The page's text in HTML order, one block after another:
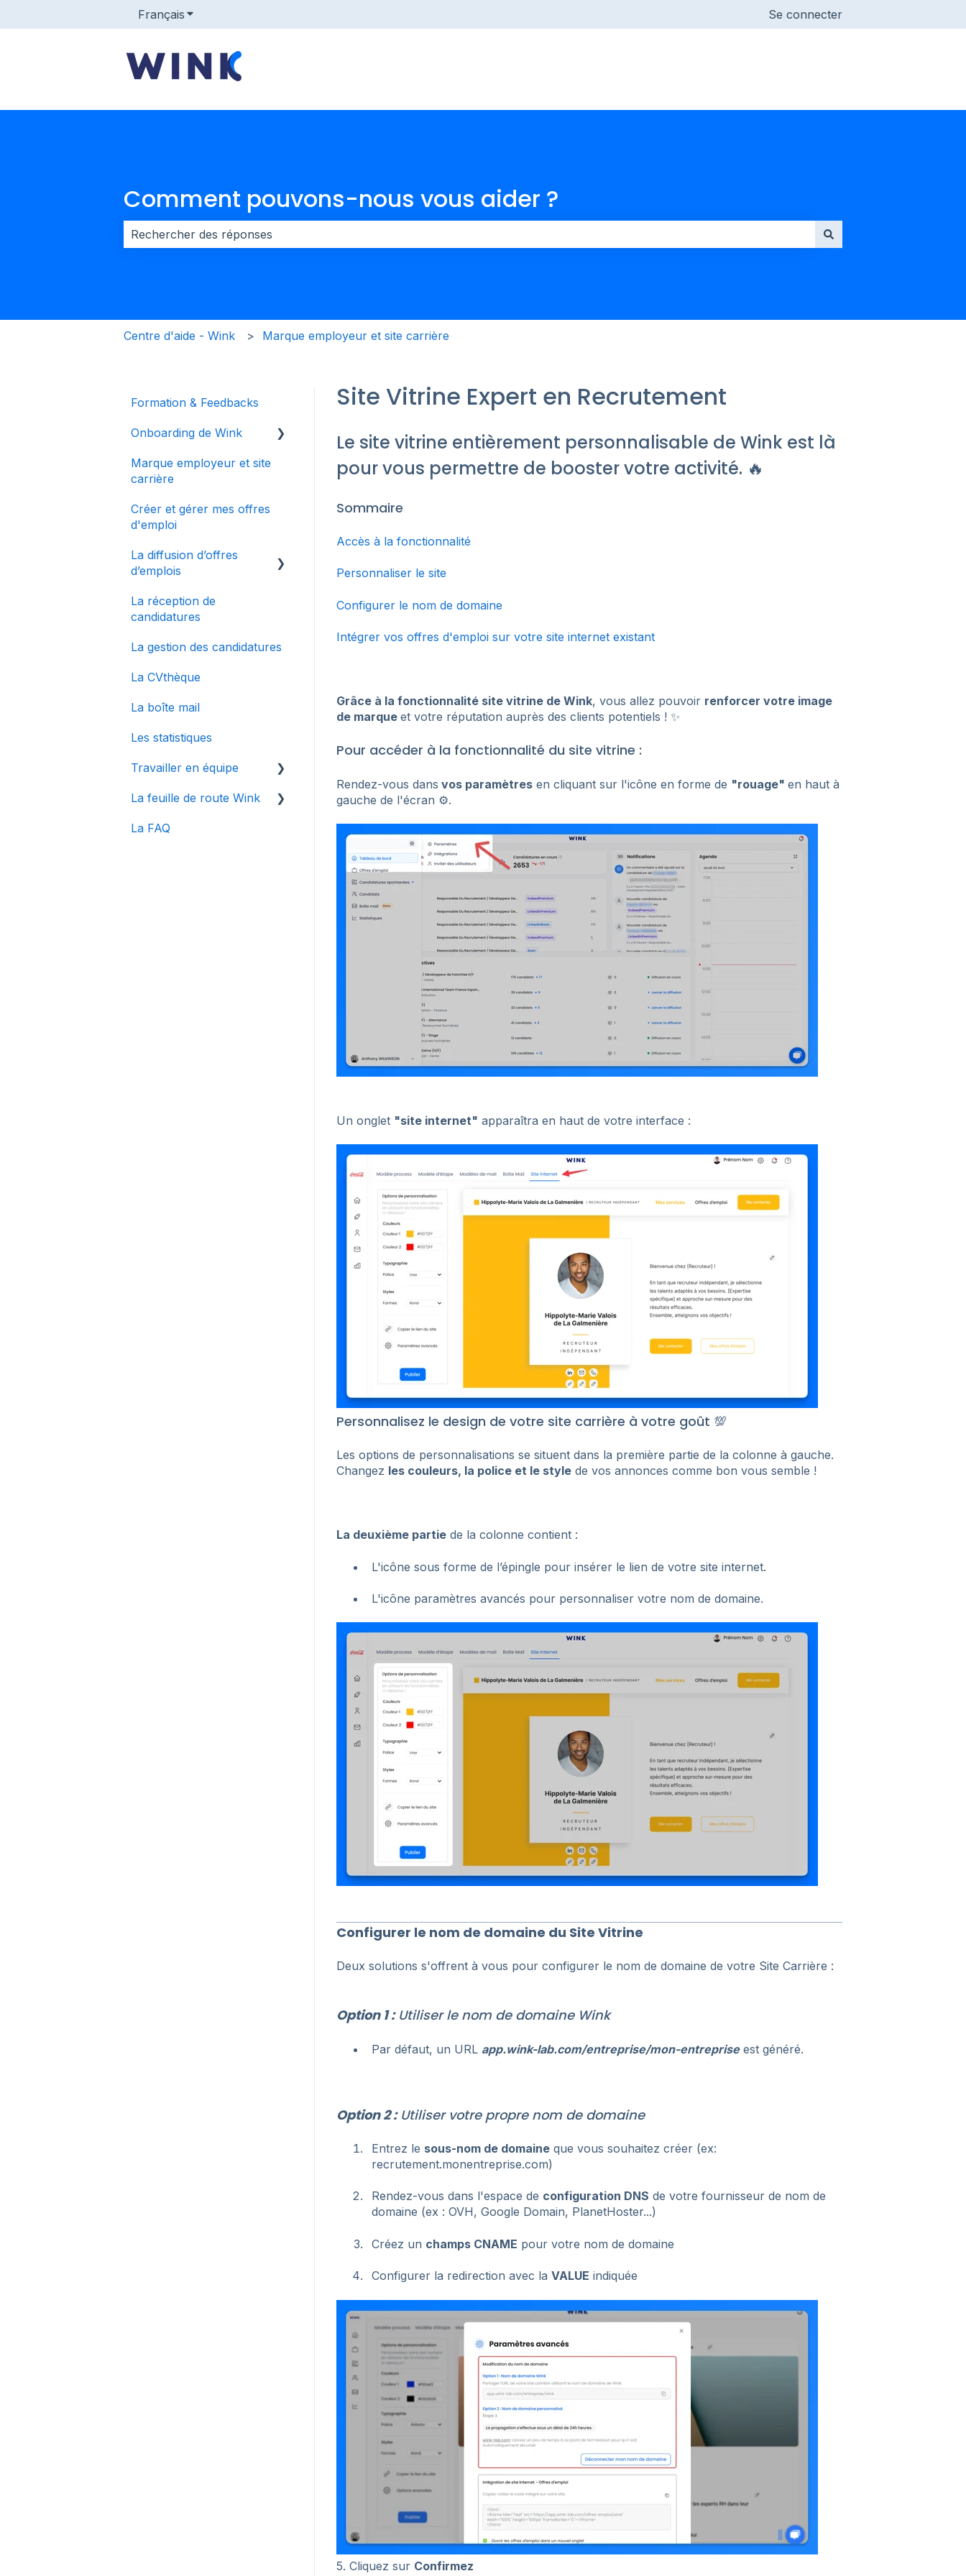
Français Afficher le sous-menu pour les traductions Se connecter
Comment pouvons-nous vous aider ?
Centre d'aide - Wink Marque employeur et site carrière
Site Vitrine Expert en Recrutement
Le site vitrine entièrement personnalisable de Wink est là
pour vous permettre de booster votre activité. 🔥
Sommaire
Accès à la fonctionnalité
Personnaliser le site
Configurer le nom de domaine
Intégrer vos offres d'emploi sur votre site internet existant
Grâce à la fonctionnalité site vitrine de Wink, vous allez pouvoir renforcer votre image
de marque et votre réputation auprès des clients potentiels ! ✨
Pour accéder à la fonctionnalité du site vitrine :
Rendez-vous dans vos paramètresen cliquant sur l'icône en forme de "rouage" en haut à
gauche de l'écran ⚙️.
Un onglet "site internet" apparaîtra en haut de votre interface :
Personnalisez le design de votre site carrière à votre goût 💯
Les options de personnalisations se situent dans la première partie de la colonne à gauche.
Changez les couleurs, la police et le stylede vos annonces comme bon vous semble !
La deuxième partiede la colonne contient :
L'icône sous forme de l’épingle pour insérer le lien de votre site internet.
L'icône paramètres avancés pour personnaliser votre nom de domaine.
Configurer le nom de domaine du Site Vitrine
Deux solutions s'offrent à vous pour configurer le nom de domaine de votre Site Carrière :
Option 1 :Utiliser le nom de domaine Wink
Par défaut, un URL app.wink-lab.com/entreprise/mon-entrepriseest généré.
Option 2 :Utiliser votre propre nom de domaine
Entrez le sous-nom de domaineque vous souhaitez créer (ex:
recrutement.monentreprise.com)
Rendez-vous dans l'espace de configuration DNS de votre fournisseur de nom de
domaine (ex : OVH, Google Domain, PlanetHoster...)
Créez un champs CNAME pour votre nom de domaine
Configurer la redirection avec la VALUE indiquée
5. Cliquez sur Confirmez
Formation & Feedbacks
Onboarding de Wink
Bienvenue chez Wink
Configurer mon compte
Le dashboard
Marque employeur et site
carrière
Créer et gérer mes offres
d'emploi
La diffusion d’offres
d’emplois
La multidiffusion
d'emplois à Wink
La réception de
candidatures
La gestion des candidatures
La CVthèque
La boîte mail
Les statistiques
Travailler en équipe
Gestion des utilisateurs
Collaborer en équipe
La feuille de route Wink
Articles spécifiques à
La FAQ